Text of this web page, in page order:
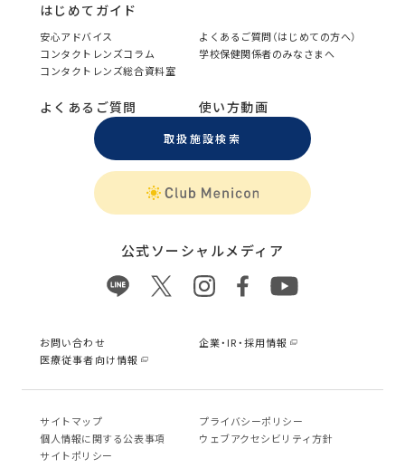
はじめてガイド
安心アドバイス
よくあるご質問（はじめての方へ）
コンタクトレンズコラム
学校保健関係者のみなさまへ
コンタクトレンズ総合資料室
よくあるご質問 使い方動画
取扱施設検索
公式ソーシャルメディア
お問い合わせ
企業・IR・採用情報
医療従事者向け情報
サイトマップ
プライバシーポリシー
個⼈情報に関する公表事項
ウェブアクセシビリティ方針
サイトポリシー